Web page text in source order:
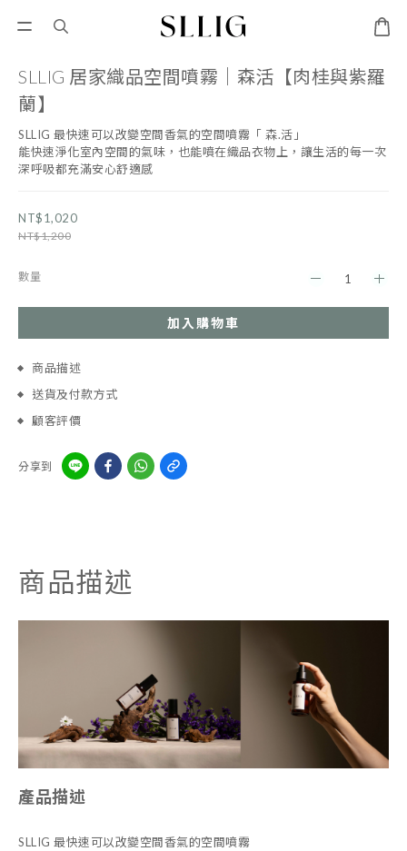
SLLIG 居家織品空間噴霧｜森活【肉桂與紫羅
蘭】
SLLIG 最快速可以改變空間香氣的空間噴霧「 森.活」
能快速淨化室內空間的氣味，也能噴在織品衣物上，讓生活的每一次
深呼吸都充滿安心舒適感
NT$1,020
NT$1,200
數量
加入購物車
商品描述
送貨及付款方式
顧客評價
分享到
商品描述
產品描述
SLLIG 最快速可以改變空間香氣的空間噴霧